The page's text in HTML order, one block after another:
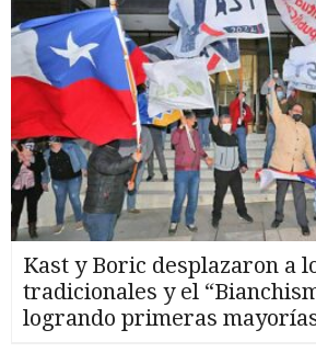
Kast y Boric desplazaron a
tradicionales y el
logrando primeras